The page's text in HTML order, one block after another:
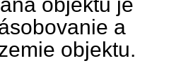
objektu je
a
objektu.